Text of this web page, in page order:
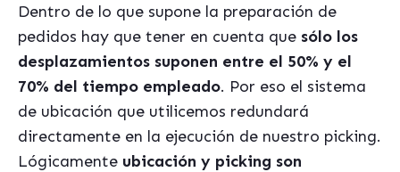
Dentro de lo que supone la preparación de
pedidos hay que tener en cuenta que sólo los
desplazamientos suponen entre el 50% y el
70% del tiempo empleado. Por eso el sistema
de ubicación que utilicemos redundará
directamente en la ejecución de nuestro picking.
Lógicamente ubicación y picking son